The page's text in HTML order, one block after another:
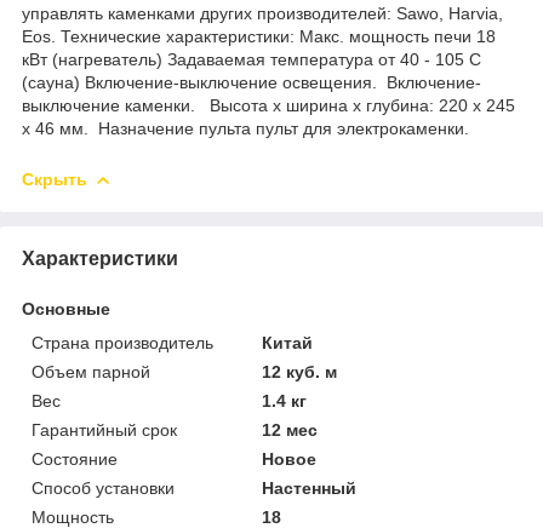
управлять каменками других производителей: Sawo, Harvia,
Eos. Технические характеристики: Макс. мощность печи 18
кВт (нагреватель) Задаваемая температура от 40 - 105 С
(сауна) Включение-выключение освещения. Включение-
выключение каменки. Высота х ширина х глубина: 220 x 245
x 46 мм. Назначение пульта пульт для электрокаменки.
Скрыть
Характеристики
Основные
Страна производитель
Китай
Объем парной
12 куб. м
Вес
1.4 кг
Гарантийный срок
12 мес
Состояние
Новое
Способ установки
Настенный
Мощность
18